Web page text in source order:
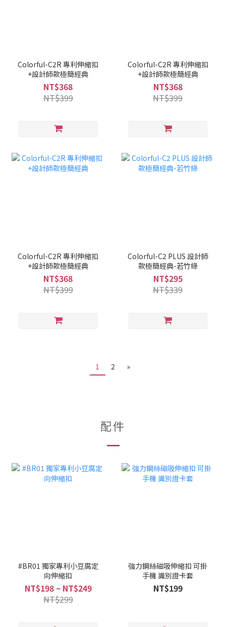
Colorful-C2R 專利伸縮扣
+設計師款極簡經典
NT$368
NT$399
Colorful-C2R 專利伸縮扣
+設計師款極簡經典
NT$368
NT$399
Colorful-C2R 專利伸縮扣
+設計師款極簡經典
NT$368
NT$399
Colorful-C2 PLUS 設計師
款極簡經典-若竹綠
NT$295
NT$339
1 2 »
配件
#BR01 獨家專利小豆腐定
向伸縮扣
NT$198 ~ NT$249
NT$299
強力鋼絲磁吸伸縮扣 可掛
手機 識別證卡套
NT$199